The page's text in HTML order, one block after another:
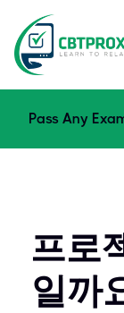
Pass Any
프로
일까